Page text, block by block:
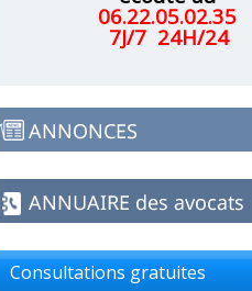
06.22.05.02.35
7J/7 24H/24
Consultations gratuites